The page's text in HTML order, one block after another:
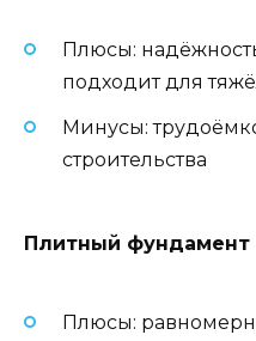
Плюсы:
подходит для
Минусы:
строительства
Плитный фундамент
Плюсы: